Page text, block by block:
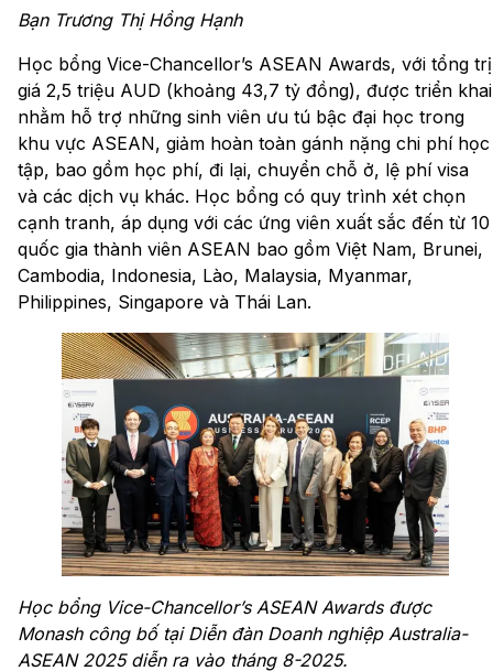
Bạn Trương Thị Hồng Hạnh
Học bổng Vice-Chancellor’s ASEAN Awards, với tổng trị
giá 2,5 triệu AUD (khoảng 43,7 tỷ đồng), được triển khai
nhằm hỗ trợ những sinh viên ưu tú bậc đại học trong
khu vực ASEAN, giảm hoàn toàn gánh nặng chi phí học
tập, bao gồm học phí, đi lại, chuyển chỗ ở, lệ phí visa
và các dịch vụ khác. Học bổng có quy trình xét chọn
cạnh tranh, áp dụng với các ứng viên xuất sắc đến từ 10
quốc gia thành viên ASEAN bao gồm Việt Nam, Brunei,
Cambodia, Indonesia, Lào, Malaysia, Myanmar,
Philippines, Singapore và Thái Lan.
Học bổng Vice-Chancellor’s ASEAN Awards được
Monash công bố tại Diễn đàn Doanh nghiệp Australia-
ASEAN 2025 diễn ra vào tháng 8-2025.